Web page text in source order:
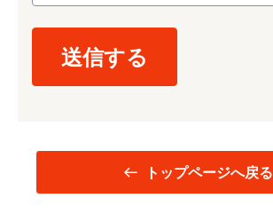
トップページへ戻る